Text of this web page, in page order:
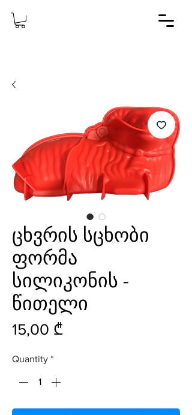
ცხვრის სცხობი
ფორმა
სილიკონის -
წითელი
15,00 ₾
Quantity *